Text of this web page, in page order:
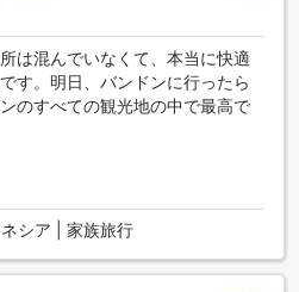
は混んでいなくて、本当に快適
す。明日、バンドンに行ったら
のすべての観光地の中で最高で
シア | 家族旅行